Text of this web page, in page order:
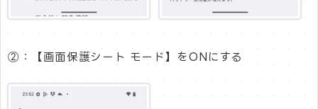
②：【画面保護シート モード】をONにする